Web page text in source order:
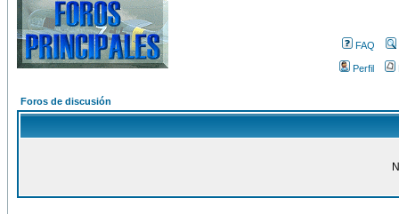
FAQ
Perfil
Foros de discusión